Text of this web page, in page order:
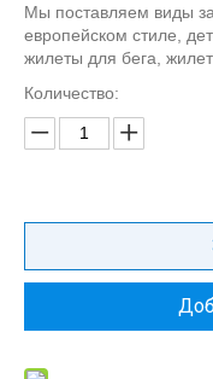
Мы поставляем виды
европейском стиле,
жилеты для бега,
Количество: